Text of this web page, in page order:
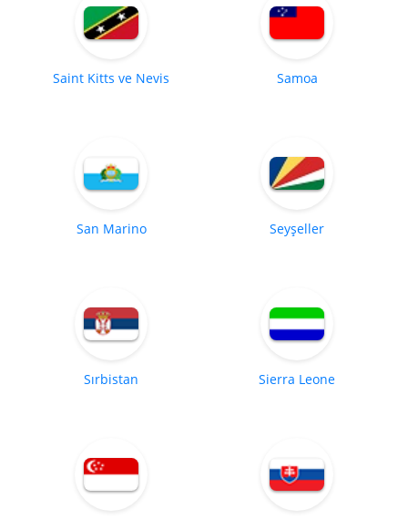
Saint Kitts ve Nevis Samoa
San Marino Seyşeller
Sırbistan Sierra Leone